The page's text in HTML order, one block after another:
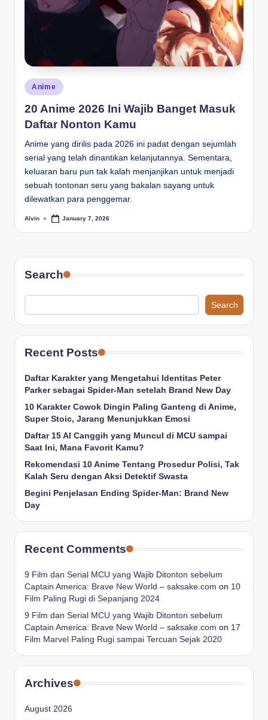
Posted
in
Anime
20 Anime 2026 Ini Wajib Banget Masuk
Daftar Nonton Kamu
Anime yang dirilis pada 2026 ini padat dengan sejumlah
serial yang telah dinantikan kelanjutannya. Sementara,
keluaran baru pun tak kalah menjanjikan untuk menjadi
sebuah tontonan seru yang bakalan sayang untuk
dilewatkan para penggemar.
Posted
Alvin January 7, 2026
Search
Search
Recent Posts
Daftar Karakter yang Mengetahui Identitas Peter
Parker sebagai Spider-Man setelah Brand New Day
10 Karakter Cowok Dingin Paling Ganteng di Anime,
Super Stoic, Jarang Menunjukkan Emosi
Daftar 15 AI Canggih yang Muncul di MCU sampai
Saat Ini, Mana Favorit Kamu?
Rekomendasi 10 Anime Tentang Prosedur Polisi, Tak
Kalah Seru dengan Aksi Detektif Swasta
Begini Penjelasan Ending Spider-Man: Brand New
Day
Recent Comments
9 Film dan Serial MCU yang Wajib Ditonton sebelum
Captain America: Brave New World – saksake.com on 10
Film Paling Rugi di Sepanjang 2024
9 Film dan Serial MCU yang Wajib Ditonton sebelum
Captain America: Brave New World – saksake.com on 17
Film Marvel Paling Rugi sampai Tercuan Sejak 2020
Archives
August 2026